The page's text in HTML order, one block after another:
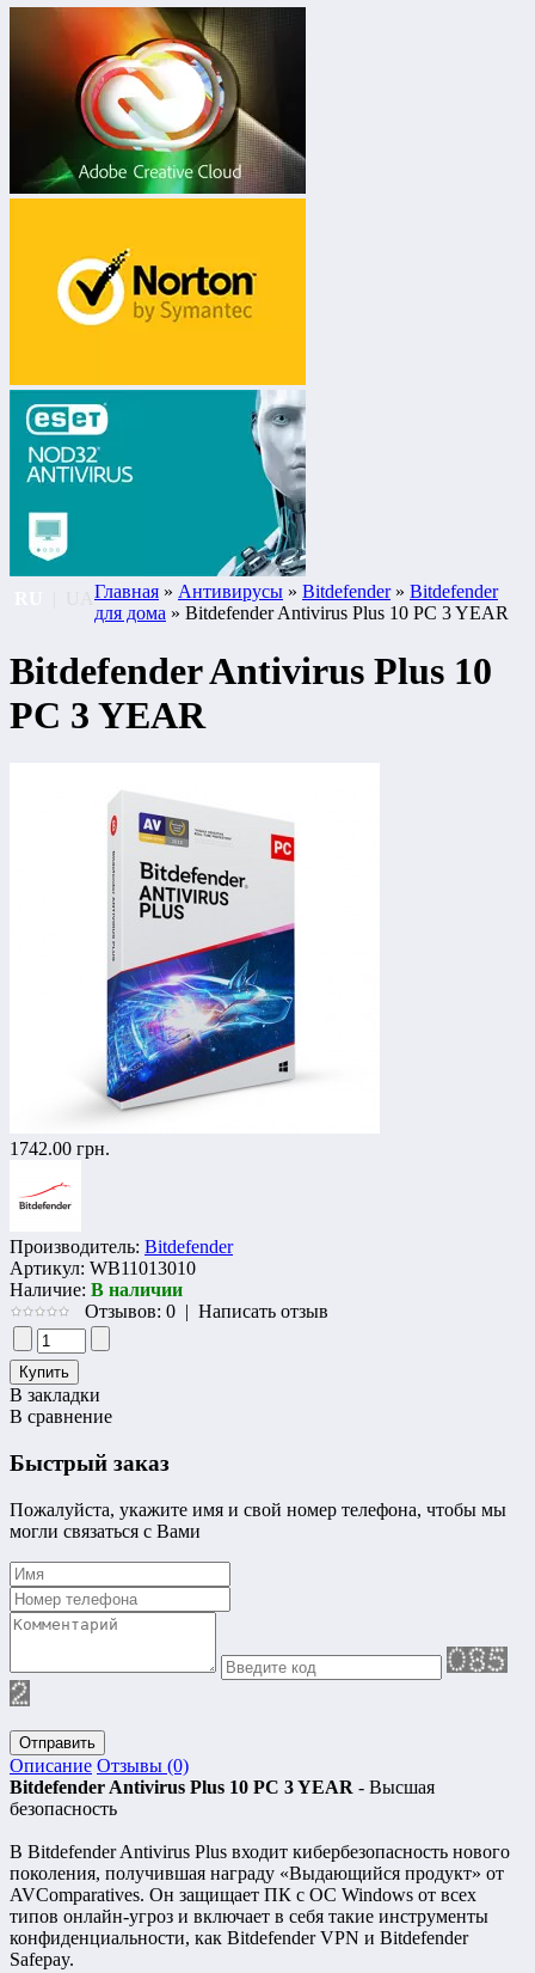
Главная » Антивирусы » Bitdefender» Bitdefender
для дома » Bitdefender Antivirus Plus 10 PC 3 YEAR
Bitdefender Antivirus Plus 10
PC 3 YEAR
1742.00 грн.
Производитель: Bitdefender
Артикул: WB11013010
Наличие: В наличии
Отзывов: 0 | Написать отзыв
В закладки
В сравнение
Быстрый заказ
Пожалуйста, укажите имя и свой номер телефона, чтобы мы
могли связаться с Вами
Отправить
Описание Отзывы (0)
Bitdefender Antivirus Plus 10 PC 3 YEAR - Высшая
безопасность
В Bitdefender Antivirus Plus входит кибербезопасность нового
поколения, получившая награду «Выдающийся продукт» от
AVComparatives. Он защищает ПК с ОС Windows от всех
типов онлайн-угроз и включает в себя такие инструменты
конфиденциальности, как Bitdefender VPN и Bitdefender
Safepay.